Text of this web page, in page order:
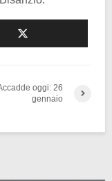
oggi: 26
gennaio